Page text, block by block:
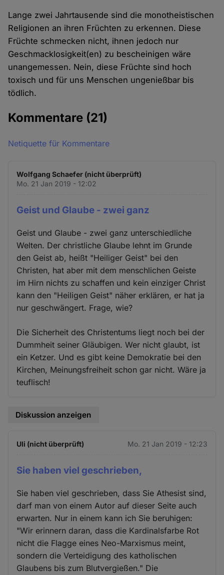
Lange zwei Jahrtausende sind die monotheistischen
Religionen an ihren Früchten zu erkennen. Diese
Früchte schmecken nicht, ihnen jedoch nur
Geschmacklosigkeit(en) zu bescheinigen wäre
unangemessen. Nein, diese Früchte sind hoch
toxisch und für uns Menschen ungenießbar bis
tödlich.
Kommentare (21)
Netiquette für Kommentare
Wolfgang Schaefer (nicht überprüft)
Mo. 21 Jan 2019 - 12:02
Geist und Glaube - zwei ganz
Geist und Glaube - zwei ganz unterschiedliche
Welten. Der christliche Glaube lehnt im Grunde
den Geist ab, heißt "Heiliger Geist" bei den
Christen, hat aber mit dem menschlichen Geiste
im Hirn nichts zu schaffen und kein einziger Christ
kann den "Heiligen Geist" näher erklären, er hat ja
nur geschwängert. Frage, wie?
Die Sicherheit des Christentums liegt noch bei der
Dummheit seiner Gläubigen. Wer nicht glaubt, ist
ein Ketzer. Und es gibt keine Demokratie bei den
Kirchen, Meinungsfreiheit schon gar nicht. Wäre ja
teuflisch!
Diskussion anzeigen
Uli (nicht überprüft) Mo. 21 Jan 2019 - 12:23
Sie haben viel geschrieben,
Sie haben viel geschrieben, dass Sie Athesist sind,
darf man von einem Autor auf dieser Seite auch
erwarten. Nur in einem kann ich Sie beruhigen:
"Wir erinnern daran, dass die Kardinalsfarbe Rot
nicht die Flagge eines Neo-Marxismus meint,
sondern die Verteidigung des katholischen
Glaubens bis zum Blutvergießen." Die